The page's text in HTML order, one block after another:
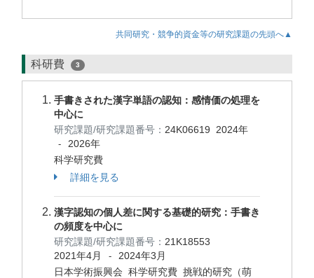
共同研究・競争的資金等の研究課題の先頭へ▲
科研費 3
手書きされた漢字単語の認知：感情価の処理を
中心に
研究課題/研究課題番号： 24K06619 2024年
-
2026年
科学研究費
詳細を見る
漢字認知の個人差に関する基礎的研究：手書き
の頻度を中心に
研究課題/研究課題番号： 21K18553
2021年4月
-
2024年3月
日本学術振興会 科学研究費 挑戦的研究（萌